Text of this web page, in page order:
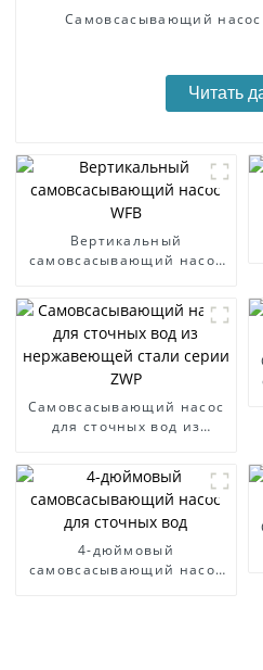
Самовсасывающий насос
Читать
Вертикальный
самовсасывающий насос
Самовсасывающий насос
для сточных вод из
4-дюймовый
самовсасывающий насос